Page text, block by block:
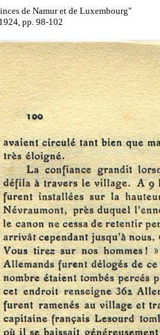
de Namur et de Luxembourg"
pp. 98-102